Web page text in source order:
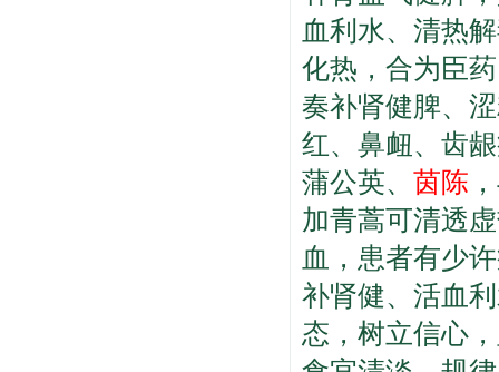
血利水、清热
化热，合为臣
奏补肾健脾、
红、鼻衄、齿
蒲公英、 茵陈
加青蒿可清透
血，患者有少
补肾健、活血
态，树立信心